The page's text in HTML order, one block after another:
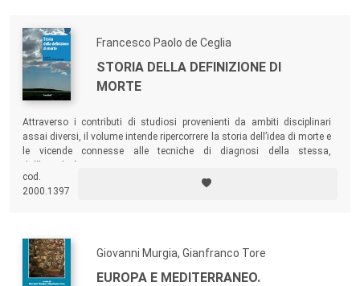
Francesco Paolo de Ceglia
STORIA DELLA DEFINIZIONE DI
MORTE
Attraverso i contributi di studiosi provenienti da ambiti disciplinari
assai diversi, il volume intende ripercorrere la storia dell’idea di morte e
le vicende connesse alle tecniche di diagnosi della stessa,
cod.
2000.1397
Giovanni Murgia, Gianfranco Tore
EUROPA E MEDITERRANEO.